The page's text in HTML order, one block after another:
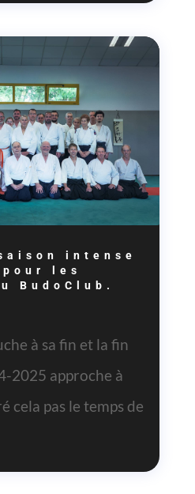
intense
les
BudoClub.
à sa fin et la fin
2025 approche à
cela pas le temps de